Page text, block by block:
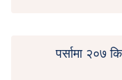
पर्सामा २०७